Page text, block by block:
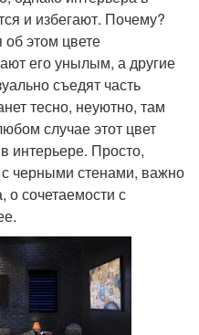
и избегают. Почему?
этом цвете
его унылым, а другие
съедят часть
тесно, неуютно, там
случае этот цвет
интерьере. Просто,
черными стенами, важно
о сочетаемости с